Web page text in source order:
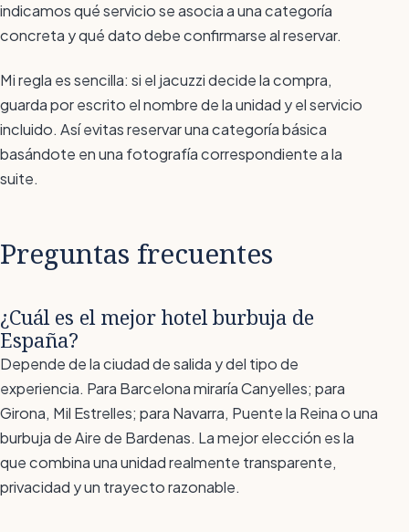
indicamos qué servicio se asocia a una categoría
concreta y qué dato debe confirmarse al reservar.
Mi regla es sencilla: si el jacuzzi decide la compra,
guarda por escrito el nombre de la unidad y el servicio
incluido. Así evitas reservar una categoría básica
basándote en una fotografía correspondiente a la
suite.
Preguntas frecuentes
¿Cuál es el mejor hotel burbuja de
España?
Depende de la ciudad de salida y del tipo de
experiencia. Para Barcelona miraría Canyelles; para
Girona, Mil Estrelles; para Navarra, Puente la Reina o una
burbuja de Aire de Bardenas. La mejor elección es la
que combina una unidad realmente transparente,
privacidad y un trayecto razonable.